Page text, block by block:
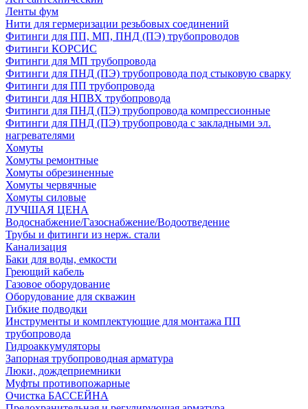
Ленты фум
Нити для гермеризации резьбовых соединений
Фитинги для ПП, МП, ПНД (ПЭ) трубопроводов
Фитинги КОРСИС
Фитинги для МП трубопровода
Фитинги для ПНД (ПЭ) трубопровода под стыковую сварку
Фитинги для ПП трубопровода
Фитинги для НПВХ трубопровода
Фитинги для ПНД (ПЭ) трубопровода компрессионные
Фитинги для ПНД (ПЭ) трубопровода с закладными эл.
нагревателями
Хомуты
Хомуты ремонтные
Хомуты обрезиненные
Хомуты червячные
Хомуты силовые
ЛУЧШАЯ ЦЕНА
Водоснабжение/Газоснабжение/Водоотведение
Трубы и фитинги из нерж. стали
Канализация
Баки для воды, емкости
Греющий кабель
Газовое оборудование
Оборудование для скважин
Гибкие подводки
Инструменты и комплектующие для монтажа ПП
трубопровода
Гидроаккумуляторы
Запорная трубопроводная арматура
Люки, дождеприемники
Муфты противопожарные
Очистка БАССЕЙНА